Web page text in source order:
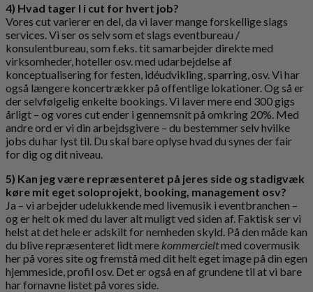
4) Hvad tager I i cut for hvert job?
Vores cut varierer en del, da vi laver mange forskellige slags
services. Vi ser os selv som et slags eventbureau /
konsulentbureau, som f.eks. tit samarbejder direkte med
virksomheder, hoteller osv. med udarbejdelse af
konceptualisering for festen, idéudvikling, sparring, osv. Vi har
også længere koncertrækker på offentlige lokationer. Og så er
der selvfølgelig enkelte bookings. Vi laver mere end 300 gigs
årligt – og vores cut ender i gennemsnit på omkring 20%. Med
andre ord er vi din arbejdsgivere – du bestemmer selv hvilke
jobs du har lyst til. Du skal bare oplyse hvad du synes der fair
for dig og dit niveau.
5) Kan jeg være repræsenteret på jeres side og stadigvæk
køre mit eget soloprojekt, booking, management osv?
Ja – vi arbejder udelukkende med livemusik i eventbranchen –
og er helt ok med du laver alt muligt ved siden af. Faktisk ser vi
helst at det hele er adskilt for nemheden skyld. På den måde kan
du blive repræsenteret lidt mere kommercieltmed covermusik
her på vores site og fremstå med dit helt eget image på din egen
hjemmeside, profil osv. Det er også en af grundene til at vi bare
har fornavne listet på vores side.